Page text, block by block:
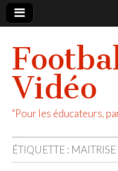
Vidéo
"Pour les éducateurs,
ÉTIQUETTE :